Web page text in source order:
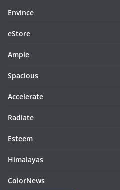
Envince
eStore
Ample
Spacious
Accelerate
Radiate
Esteem
Himalayas
ColorNews